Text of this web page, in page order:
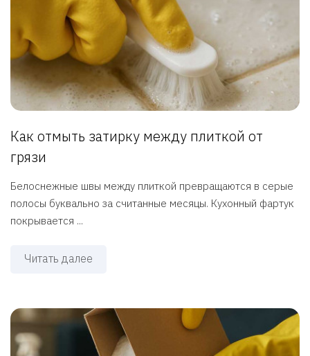
Как отмыть затирку между плиткой от
грязи
Белоснежные швы между плиткой превращаются в серые
полосы буквально за считанные месяцы. Кухонный фартук
покрывается ...
Читать далее